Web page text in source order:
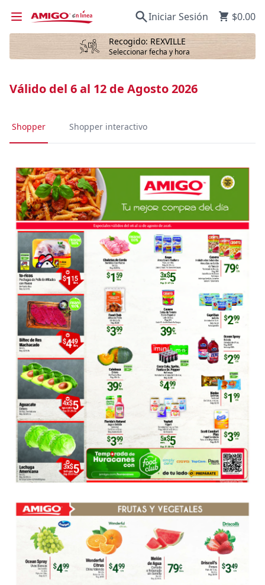
Recogido: REXVILLE
Seleccionar fecha y hora
Iniciar Sesión $0.00
Válido del 6 al 12 de Agosto 2026
Shopper Shopper interactivo